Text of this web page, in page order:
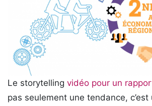
Le storytelling vidéo pour un
pas seulement une tendance,